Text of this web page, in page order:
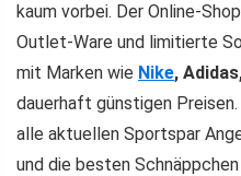
kaum vorbei. Der Online-
Outlet-Ware und limitierte
mit Marken wie Nike,
dauerhaft günstigen
alle aktuellen Sportspar
und die besten